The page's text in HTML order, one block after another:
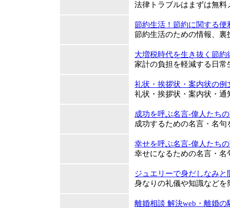
法律トラブルはまずは無
節約生活！節約に関する便
節約生活のための情報、
大増税時代を生き抜く節約
家計の負担を軽減する日
礼状・挨拶状・案内状の例
礼状・挨拶状・案内状・
成功を呼ぶ名言‐偉人たち
成功するための名言・名
幸せを呼ぶ名言‐偉人たち
幸せになるための名言・
ジュエリーで身だしなみと
身なりの礼儀や知識など
離婚相談 解決web・離婚の